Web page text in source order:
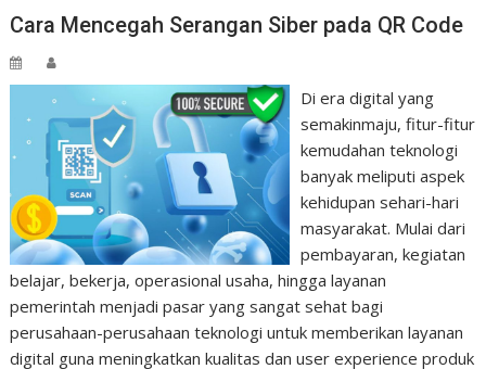
Cara Mencegah Serangan Siber pada QR Code
Di era digital yang
semakinmaju, fitur-fitur
kemudahan teknologi
banyak meliputi aspek
kehidupan sehari-hari
masyarakat. Mulai dari
pembayaran, kegiatan
belajar, bekerja, operasional usaha, hingga layanan
pemerintah menjadi pasar yang sangat sehat bagi
perusahaan-perusahaan teknologi untuk memberikan layanan
digital guna meningkatkan kualitas dan user experience produk